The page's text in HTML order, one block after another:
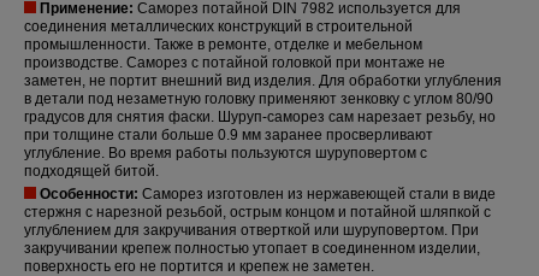
Применение: Саморез потайной DIN 7982 используется для
соединения металлических конструкций в строительной
промышленности. Также в ремонте, отделке и мебельном
производстве. Саморез с потайной головкой при монтаже не
заметен, не портит внешний вид изделия. Для обработки углубления
в детали под незаметную головку применяют зенковку с углом 80/90
градусов для снятия фаски. Шуруп-саморез сам нарезает резьбу, но
при толщине стали больше 0.9 мм заранее просверливают
углубление. Во время работы пользуются шуруповертом с
подходящей битой.
Особенности: Саморез изготовлен из нержавеющей стали в виде
стержня с нарезной резьбой, острым концом и потайной шляпкой с
углублением для закручивания отверткой или шуруповертом. При
закручивании крепеж полностью утопает в соединенном изделии,
поверхность его не портится и крепеж не заметен.